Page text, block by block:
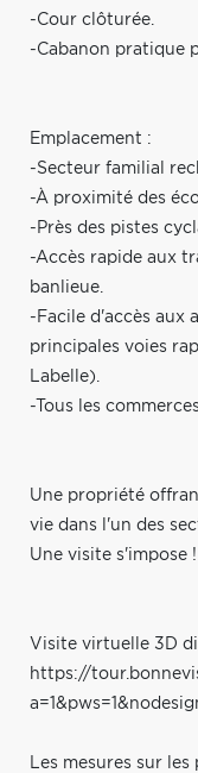
-Cour clôturée.
-Cabanon pratique
Emplacement :
-Secteur familial
-À proximité des
-Près des pistes
-Accès rapide aux
banlieue.
-Facile d'accès aux
principales voies
Labelle).
-Tous les
Une propriété
vie dans l'un des
Une visite s'impose !
Visite virtuelle 3D
https://
Les mesures sur